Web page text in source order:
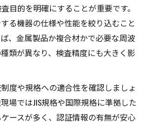
目的を明確にすることが重要です。
る機器の仕様や性能を絞り込むこと
、金属製品か複合材かで必要な周波
類が異なり、検査精度にも大きく影
度や規格への適合性を確認しましょ
場ではJIS規格や国際規格に準拠した
ースが多く、認証情報の有無が安心